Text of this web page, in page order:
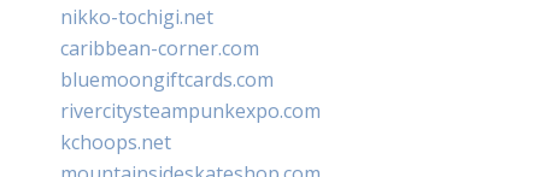
nikko-tochigi.net
caribbean-corner.com
bluemoongiftcards.com
rivercitysteampunkexpo.com
kchoops.net